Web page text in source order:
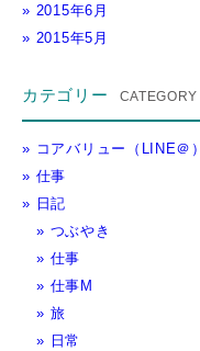
2015年6月
2015年5月
カテゴリー
コアバリュー（LINE＠）
仕事
日記
つぶやき
仕事
仕事M
旅
日常